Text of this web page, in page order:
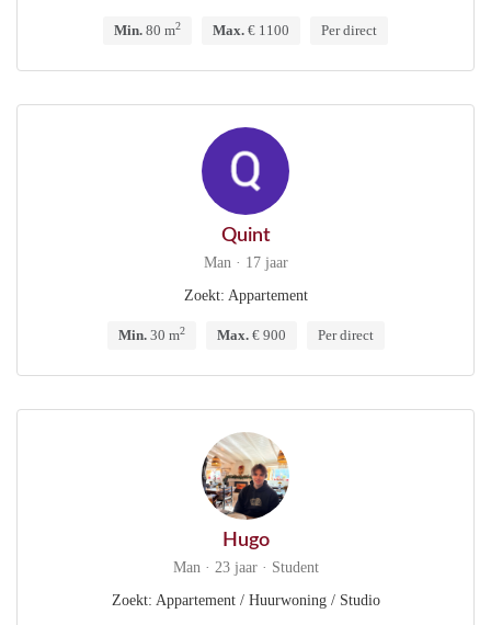
Min. 80 m2 Max. € 1100 Per direct
Quint
Man · 17 jaar
Zoekt: Appartement
Min.30 m2 Max.€ 900 Per direct
Hugo
Man · 23 jaar · Student
Zoekt: Appartement / Huurwoning / Studio